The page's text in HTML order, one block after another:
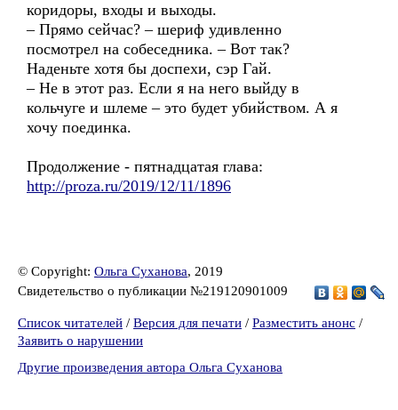
коридоры, входы и выходы.
– Прямо сейчас? – шериф удивленно
посмотрел на собеседника. – Вот так?
Наденьте хотя бы доспехи, сэр Гай.
– Не в этот раз. Если я на него выйду в
кольчуге и шлеме – это будет убийством. А я
хочу поединка.
Продолжение - пятнадцатая глава:
http://proza.ru/2019/12/11/1896
© Copyright: Ольга Суханова, 2019
Свидетельство о публикации №219120901009
Список читателей / Версия для печати / Разместить анонс /
Заявить о нарушении
Другие произведения автора Ольга Суханова